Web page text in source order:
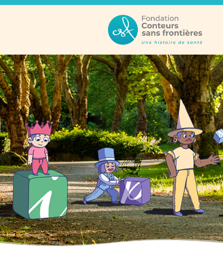
Structure
Parcours
Avenir Potentiel - entreprise pilote